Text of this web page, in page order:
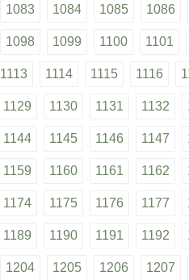
1083 1084 1085 1086
1098 1099 1100 1101
1113 1114 1115 1116
1129 1130 1131 1132
1144 1145 1146 1147
1159 1160 1161 1162
1174 1175 1176 1177
1189 1190 1191 1192
1204 1205 1206 1207